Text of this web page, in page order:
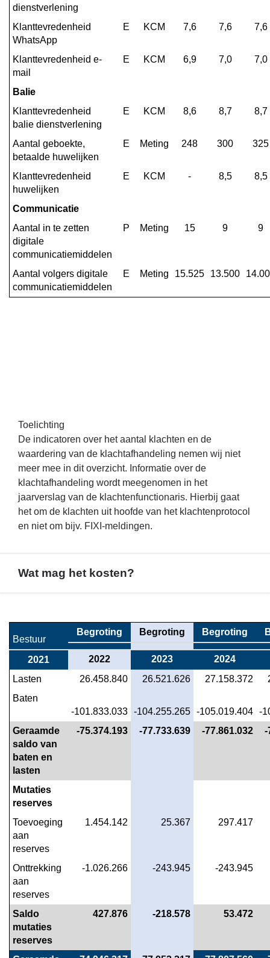
dienstverlening
Klanttevredenheid
WhatsApp
E KCM 7,6 7,6 7,6
Klanttevredenheid e-
mail
E KCM 6,9 7,0 7,0
Balie
Klanttevredenheid
balie dienstverlening
E KCM 8,6 8,7 8,7
Aantal geboekte,
betaalde huwelijken
E Meting 248 300 325
Klanttevredenheid
huwelijken
E KCM - 8,5 8,5
Communicatie
Aantal in te zetten
digitale
communicatiemiddelen
P Meting 15 9 9
Aantal volgers digitale
communicatiemiddelen
E Meting 15.525 13.500
Toelichting
De indicatoren over het aantal klachten en de
waardering van de klachtafhandeling nemen wij niet
meer mee in dit overzicht. Informatie over de
klachtafhandeling wordt meegenomen in het
jaarverslag van de klachtenfunctionaris. Hierbij gaat
het om de klachten uit hoofde van het klachtenprotocol
en niet om bijv. FIXI-meldingen.
Wat mag het kosten?
naar
navigatie
Programma
Bestuur
Wat
mag
kosten?
Bestuur
Begroting Begroting Begroting
2021 2022 2023
2024
Lasten
26.458.840 26.521.626 27.158.372
Baten
-101.833.033 -104.255.265 -105.019.404 -
Geraamde
saldo van
baten en
lasten
-75.374.193 -77.733.639 -77.861.032 -
Mutaties
reserves
Toevoeging
aan
reserves
1.454.142 25.367 297.417
Onttrekking
aan
reserves
-1.026.266 -243.945 -243.945
Saldo
mutaties
reserves
427.876 -218.578 53.472